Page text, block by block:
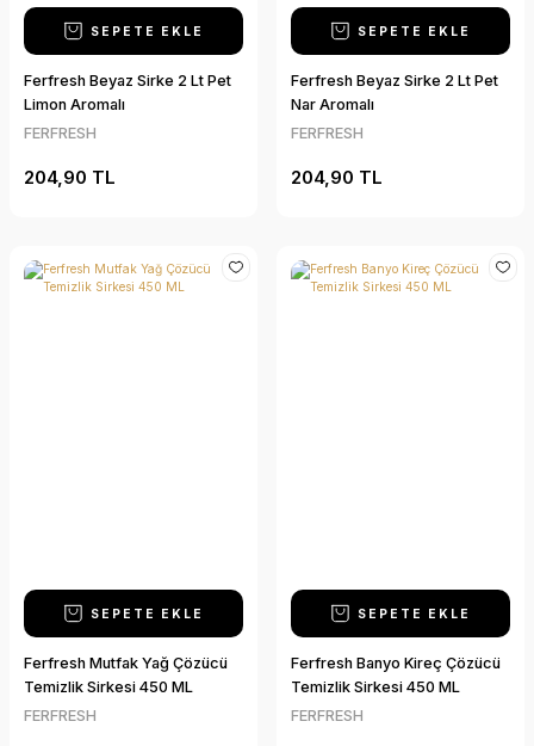
SEPETE EKLE
Ferfresh Beyaz Sirke 2 Lt Pet
Limon Aromalı
FERFRESH
204,90 TL
SEPETE EKLE
Ferfresh Beyaz Sirke 2 Lt Pet
Nar Aromalı
FERFRESH
204,90 TL
SEPETE EKLE
Ferfresh Mutfak Yağ Çözücü
Temizlik Sirkesi 450 ML
FERFRESH
SEPETE EKLE
Ferfresh Banyo Kireç Çözücü
Temizlik Sirkesi 450 ML
FERFRESH